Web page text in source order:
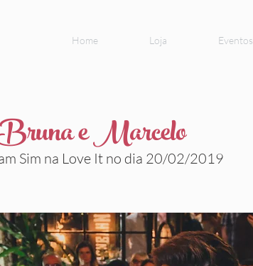
Home Loja Eventos
e Marcelo
Sim na Love It no dia 20/02/2019